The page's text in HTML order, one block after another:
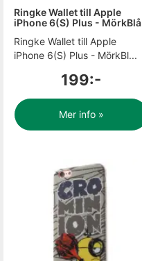
Ringke Wallet till Apple
iPhone 6(S) Plus - MörkBlå
Ringke Wallet till Apple
iPhone 6(S) Plus - MörkBl...
199:-
Mer info »